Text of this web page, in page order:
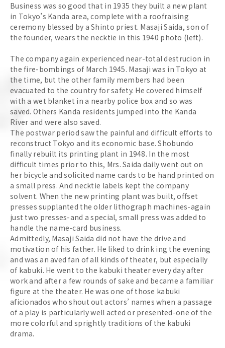
Business was so good that in 1935 they built a new plant
in Tokyo’s Kanda area, complete with a roofraising
ceremony blessed by a Shinto priest. Masaji Saida, son of
the founder, wears the necktie in this 1940 photo (left).
The company again experienced near-total destrucion in
the fire-bombings of March 1945. Masaji was in Tokyo at
the time, but the other family members had been
evacuated to the country for safety. He covered himself
with a wet blanket in a nearby police box and so was
saved. Others Kanda residents jumped into the Kanda
River and were also saved.
The postwar period saw the painful and difficult efforts to
reconstruct Tokyo and its economic base. Shobundo
finally rebuilt its printing plant in 1948. In the most
difficult times prior to this, Mrs. Saida daily went out on
her bicycle and solicited name cards to be hand printed on
a small press. And necktie labels kept the company
solvent. When the new printing plant was built, offset
presses supplanted the older lithograph machines-again
just two presses-and a special, small press was added to
handle the name-card business.
Admittedly, Masaji Saida did not have the drive and
motivation of his father. He liked to drink ing the evening
and was an aved fan of all kinds of theater, but especially
of kabuki. He went to the kabuki theater every day after
work and after a few rounds of sake and became a familiar
figure at the theater. He was one of those kabuki
aficionados who shout out actors’ names when a passage
of a play is particularly well acted or presented-one of the
more colorful and sprightly traditions of the kabuki
drama.